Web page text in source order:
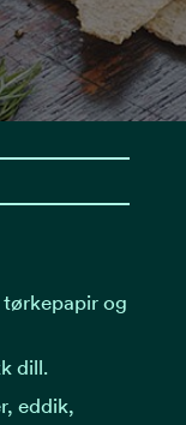
tørkepapir og
dill.
eddik,